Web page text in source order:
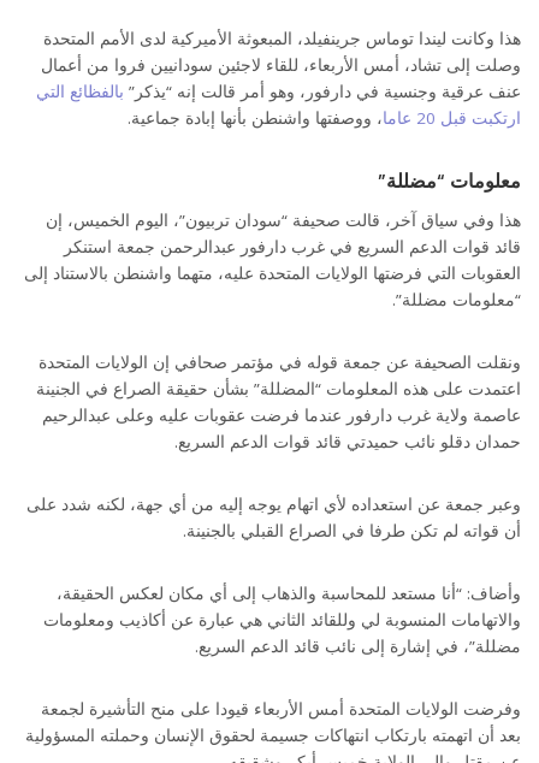
هذا وكانت ليندا توماس جرينفيلد، المبعوثة الأميركية لدى الأمم المتحدة
وصلت إلى تشاد، أمس الأربعاء، للقاء لاجئين سودانيين فروا من أعمال
عنف عرقية وجنسية في دارفور، وهو أمر قالت إنه “يذكر” بالفظائع التي
ارتكبت قبل 20 عاما
، ووصفتها واشنطن بأنها إبادة جماعية.
معلومات “مضللة”
هذا وفي سياق آخر، قالت صحيفة “سودان تربيون”، اليوم الخميس، إن
قائد قوات الدعم السريع في غرب دارفور عبدالرحمن جمعة استنكر
العقوبات التي فرضتها الولايات المتحدة عليه، متهما واشنطن بالاستناد إلى
“معلومات مضللة”.
ونقلت الصحيفة عن جمعة قوله في مؤتمر صحافي إن الولايات المتحدة
اعتمدت على هذه المعلومات “المضللة” بشأن حقيقة الصراع في الجنينة
عاصمة ولاية غرب دارفور عندما فرضت عقوبات عليه وعلى عبدالرحيم
حمدان دقلو نائب حميدتي قائد قوات الدعم السريع.
وعبر جمعة عن استعداده لأي اتهام يوجه إليه من أي جهة، لكنه شدد على
أن قواته لم تكن طرفا في الصراع القبلي بالجنينة.
وأضاف: “أنا مستعد للمحاسبة والذهاب إلى أي مكان لعكس الحقيقة،
والاتهامات المنسوبة لي وللقائد الثاني هي عبارة عن أكاذيب ومعلومات
مضللة”، في إشارة إلى نائب قائد الدعم السريع.
وفرضت الولايات المتحدة أمس الأربعاء قيودا على منح التأشيرة لجمعة
بعد أن اتهمته بارتكاب انتهاكات جسيمة لحقوق الإنسان وحملته المسؤولية